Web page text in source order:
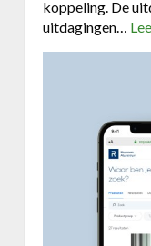
koppeling. De
uitdagingen…